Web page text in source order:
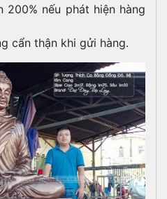
200% nếu phát hiện hàng
cẩn thận khi gửi hàng.